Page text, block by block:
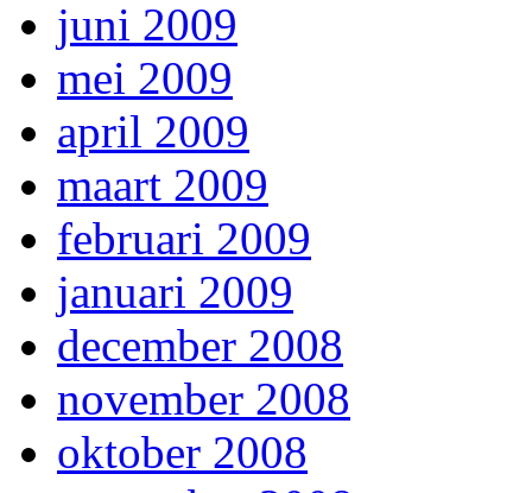
juni 2009
mei 2009
april 2009
maart 2009
februari 2009
januari 2009
december 2008
november 2008
oktober 2008